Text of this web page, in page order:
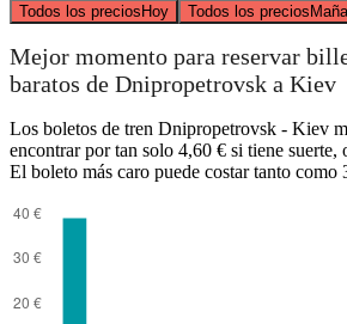
Todos los preciosHoy Todos los precios
Mejor momento para reservar
baratos de Dnipropetrovsk a Kiev
Los boletos de tren Dnipropetrovsk - Kiev
encontrar por tan solo 4,60 € si tiene suerte,
El boleto más caro puede costar tanto como